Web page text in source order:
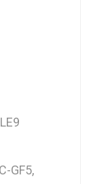
GF5,